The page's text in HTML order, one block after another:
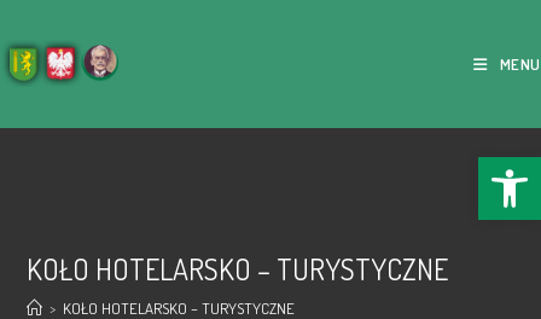
MENU
KOŁO HOTELARSKO – TURYSTYCZNE
> KOŁO HOTELARSKO – TURYSTYCZNE